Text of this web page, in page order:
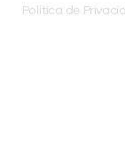
Política de